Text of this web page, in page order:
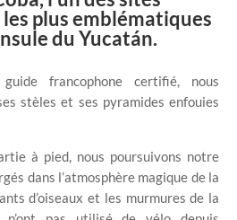
plus emblématiques
du Yucatán.
francophone certifié, nous
stèles et ses pyramides enfouies
à pied, nous poursuivons notre
dans l’atmosphère magique de la
d’oiseaux et les murmures de la